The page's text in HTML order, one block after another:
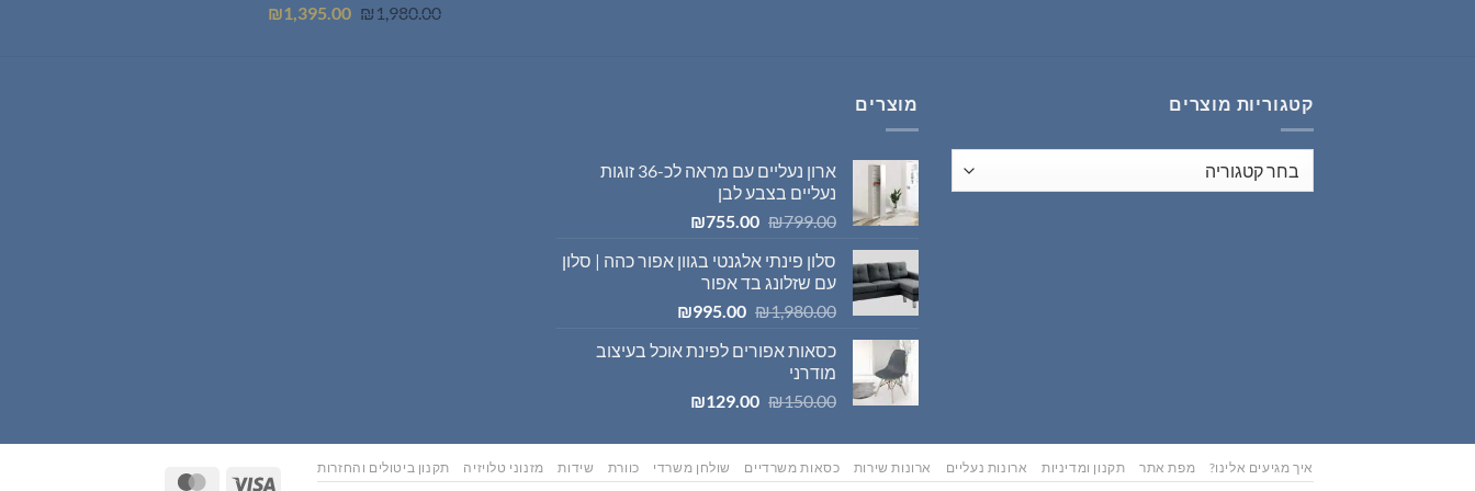
₪ 1,980.00
המחיר
₪1,395.00
המחיר
קטגוריות מוצרים
מוצרים
ארון נעליים עם מראה לכ-36 זוגות
נעליים בצבע לבן
₪799.00
המחיר
היה:
₪799.00.
₪755.00
המחיר
הוא:
סלון פינתי אלגנטי בגוון אפור כהה | סלון
עם שזלונג בד אפור
₪1,980.00
המחיר
היה:
₪995.00
המחיר
הוא:
כסאות אפורים לפינת אוכל בעיצוב
מודרני
₪150.00
המחיר
היה:
₪150.00.
₪129.00
המחיר
הוא:
₪129.00.
Visa
איך מגיעים אלינו? מפת אתר תקנון ומדיניות ארונות נעליים ארונות שירות כסאות משרדיים שולחן משרדי כוורת שידות מזנוני טלויזיה תקנון ביטולים והחזרות